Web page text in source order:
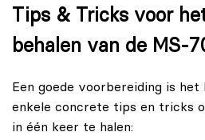
Tips & Tricks voor
behalen van de MS-
Een goede voorbereiding is
enkele concrete tips en tricks
in één keer te halen: